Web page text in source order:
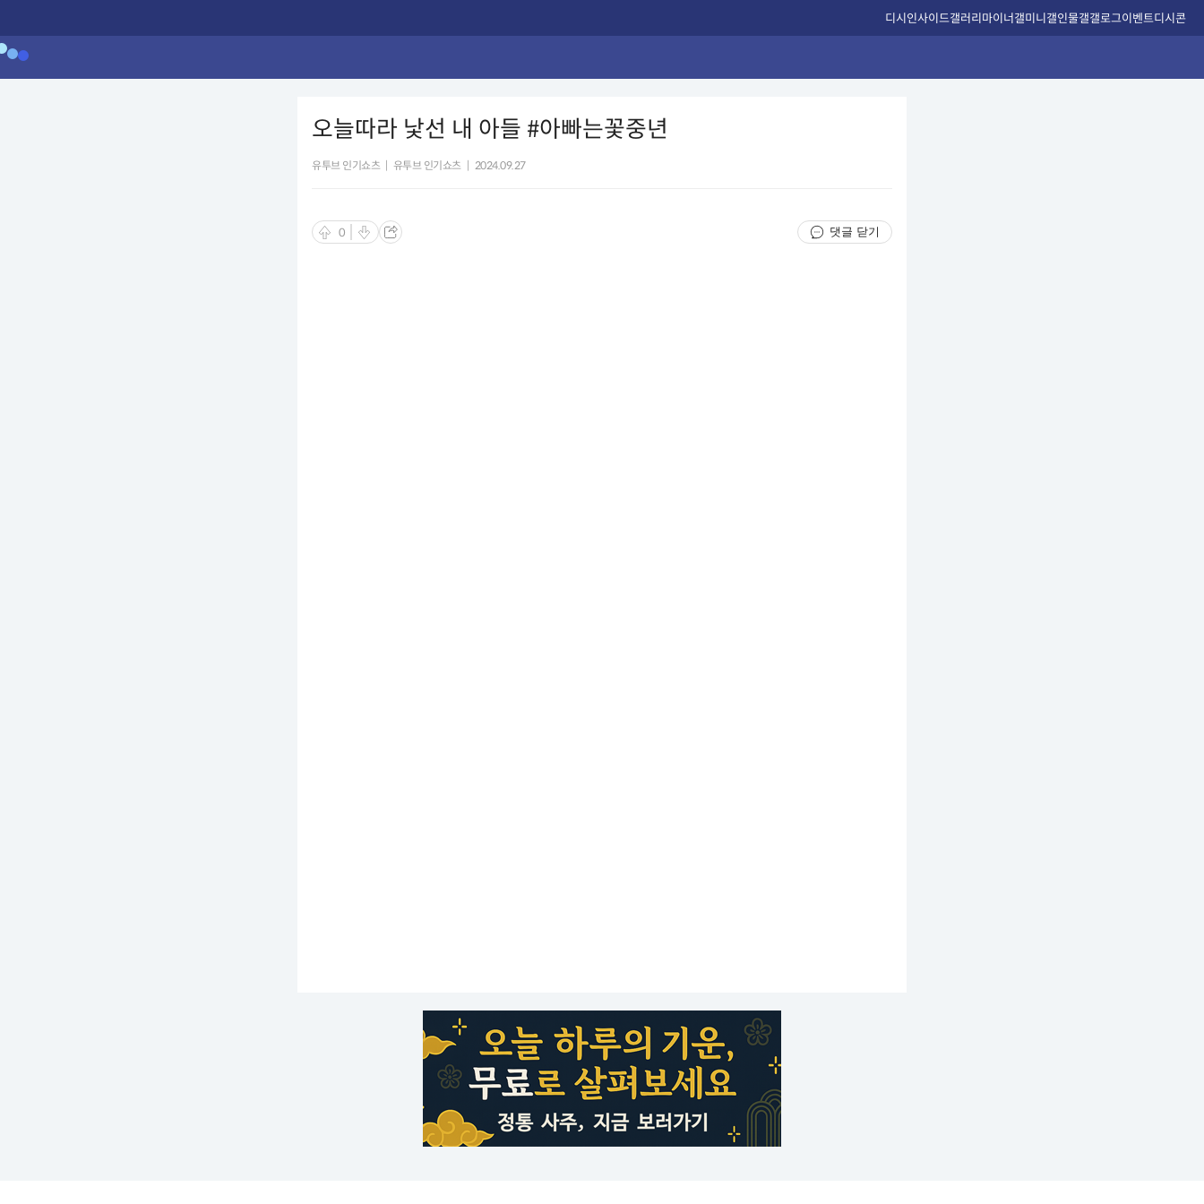
디시인사이드갤러리마이너갤미니갤인물갤갤로그이벤트디시콘
오늘따라 낯선 내 아들 #아빠는꽃중년
유투브 인기쇼츠 유투브 인기쇼츠 2024.09.27
0 댓글 닫기